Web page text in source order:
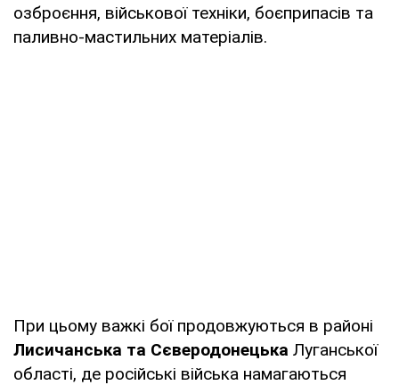
озброєння, військової техніки, боєприпасів та
паливно-мастильних матеріалів.
При цьому важкі бої продовжуються в районі
Лисичанська та Сєверодонецька Луганської
області, де російські війська намагаються